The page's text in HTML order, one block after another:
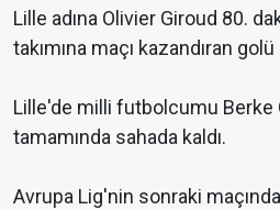
Lille adına Olivier Giroud 80.
takımına maçı kazandıran golü
Lille'de milli futbolcumu Berke
tamamında sahada kaldı.
Avrupa Lig'nin sonraki